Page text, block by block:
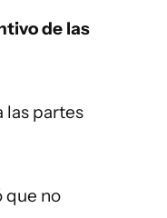
de las
las partes
que no